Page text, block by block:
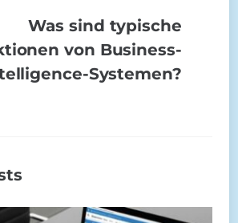
Was sind typische
von Business-
Systemen?